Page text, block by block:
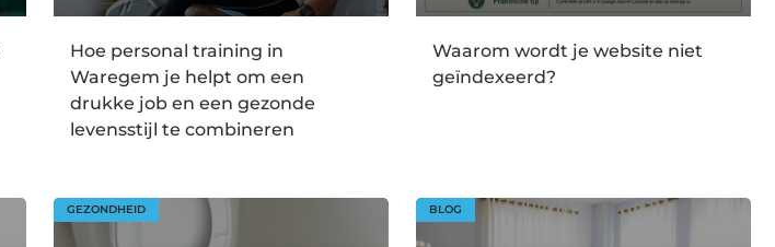
Hoe personal training in
Waregem je helpt om een
drukke job en een gezonde
levensstijl te combineren
Waarom wordt je website niet
geïndexeerd?
GEZONDHEID BLOG